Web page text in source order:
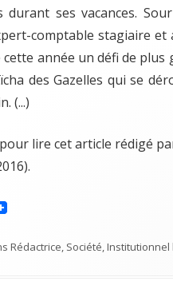
durant ses vacances.
comptable stagiaire
cette année un défi de
des Gazelles qui se
(...)
lire cet article rédigé
Rédactrice, Société,Institutionnel